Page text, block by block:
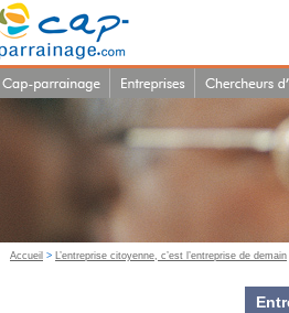
Accueil > L’entreprise citoyenne, c’est l’entreprise de demain